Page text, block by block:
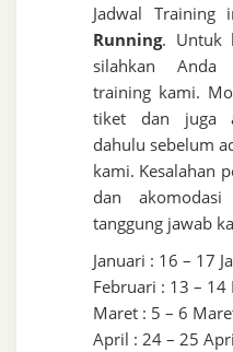
Jadwal Training
Running. Untuk
silahkan Anda
training kami.
tiket dan juga
dahulu sebelum
kami. Kesalahan
dan
tanggung jawab
Januari : 16 – 17
Februari : 13 –
Maret : 5 – 6
April : 24 – 25